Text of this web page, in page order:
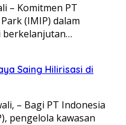
– Komitmen PT
(IMIP) dalam
berkelanjutan…
Saing Hilirisasi di
– Bagi PT Indonesia
pengelola kawasan